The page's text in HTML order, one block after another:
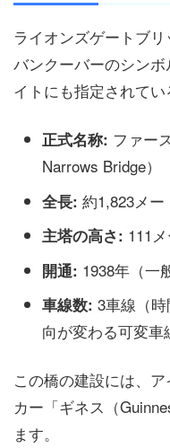
ライオンズゲートブリ
バンクーバーのシン
イトにも指定されてい
正式名称: ファー
Narrows Bridge）
全長: 約1,823メー
主塔の高さ: 111
開通: 1938年（一
車線数: 3車線（
向が変わる可変車
この橋の建設には、
カー「ギネス（
ます。